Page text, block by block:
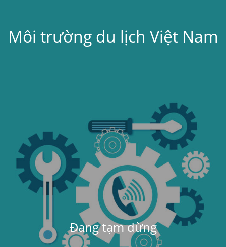
Môi trường du lịch Việt Nam
Đang tạm dừng